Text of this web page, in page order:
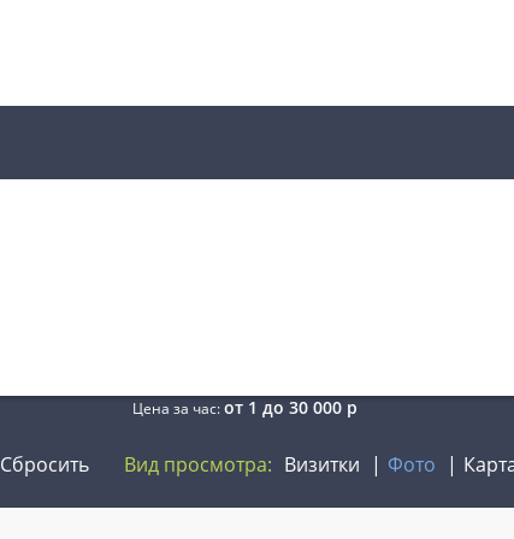
Цена за час:от 1 до 30 000р
Сбросить Вид просмотра: Визитки Фото